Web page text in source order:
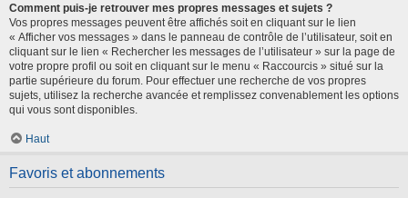
Comment puis-je retrouver mes propres messages et sujets ?
Vos propres messages peuvent être affichés soit en cliquant sur le lien
« Afficher vos messages » dans le panneau de contrôle de l’utilisateur, soit en
cliquant sur le lien « Rechercher les messages de l’utilisateur » sur la page de
votre propre profil ou soit en cliquant sur le menu « Raccourcis » situé sur la
partie supérieure du forum. Pour effectuer une recherche de vos propres
sujets, utilisez la recherche avancée et remplissez convenablement les options
qui vous sont disponibles.
Haut
Favoris et abonnements